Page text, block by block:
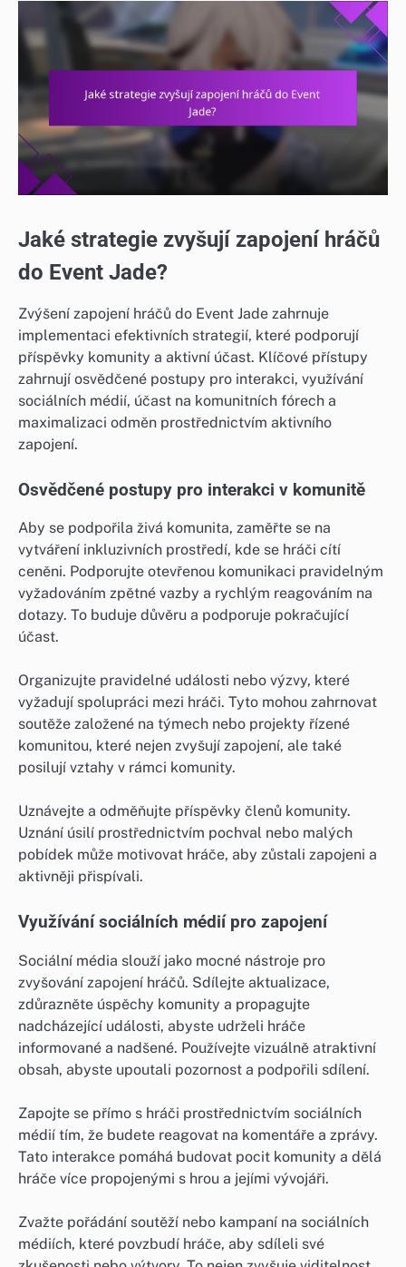
Jaké strategie zvyšují zapojení hráčů
do Event Jade?
Zvýšení zapojení hráčů do Event Jade zahrnuje
implementaci efektivních strategií, které podporují
příspěvky komunity a aktivní účast. Klíčové přístupy
zahrnují osvědčené postupy pro interakci, využívání
sociálních médií, účast na komunitních fórech a
maximalizaci odměn prostřednictvím aktivního
zapojení.
Osvědčené postupy pro interakci v komunitě
Aby se podpořila živá komunita, zaměřte se na
vytváření inkluzivních prostředí, kde se hráči cítí
ceněni. Podporujte otevřenou komunikaci pravidelným
vyžadováním zpětné vazby a rychlým reagováním na
dotazy. To buduje důvěru a podporuje pokračující
účast.
Organizujte pravidelné události nebo výzvy, které
vyžadují spolupráci mezi hráči. Tyto mohou zahrnovat
soutěže založené na týmech nebo projekty řízené
komunitou, které nejen zvyšují zapojení, ale také
posilují vztahy v rámci komunity.
Uznávejte a odměňujte příspěvky členů komunity.
Uznání úsilí prostřednictvím pochval nebo malých
pobídek může motivovat hráče, aby zůstali zapojeni a
aktivněji přispívali.
Využívání sociálních médií pro zapojení
Sociální média slouží jako mocné nástroje pro
zvyšování zapojení hráčů. Sdílejte aktualizace,
zdůrazněte úspěchy komunity a propagujte
nadcházející události, abyste udrželi hráče
informované a nadšené. Používejte vizuálně atraktivní
obsah, abyste upoutali pozornost a podpořili sdílení.
Zapojte se přímo s hráči prostřednictvím sociálních
médií tím, že budete reagovat na komentáře a zprávy.
Tato interakce pomáhá budovat pocit komunity a dělá
hráče více propojenými s hrou a jejími vývojáři.
Zvažte pořádání soutěží nebo kampaní na sociálních
médiích, které povzbudí hráče, aby sdíleli své